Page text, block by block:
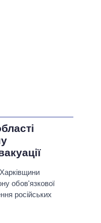
обов'язкової
російських